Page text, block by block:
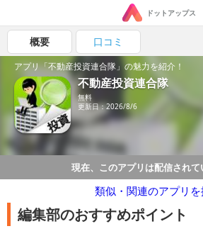
ドットアップス
概要 口コミ
アプリ「不動産投資連合隊」の魅力を紹介！
不動産投資連合隊
無料
更新日：2026/8/6
現在、このアプリは配信されて
類似・関連のアプリを
編集部のおすすめポイント